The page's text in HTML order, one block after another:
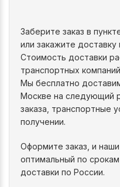
Заберите заказ в
или закажите
Стоимость доставки
транспортных
Мы бесплатно
Москве на следующий
заказа, транспортные
получении.
Оформите заказ, и
оптимальный по
доставки по России.